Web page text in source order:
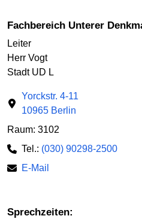
Fachbereich Unterer
Leiter
Herr Vogt
Stadt UD L
Yorckstr. 4-11
10965 Berlin
Raum: 3102
Tel.: (030) 90298-2500
E-Mail
Sprechzeiten: